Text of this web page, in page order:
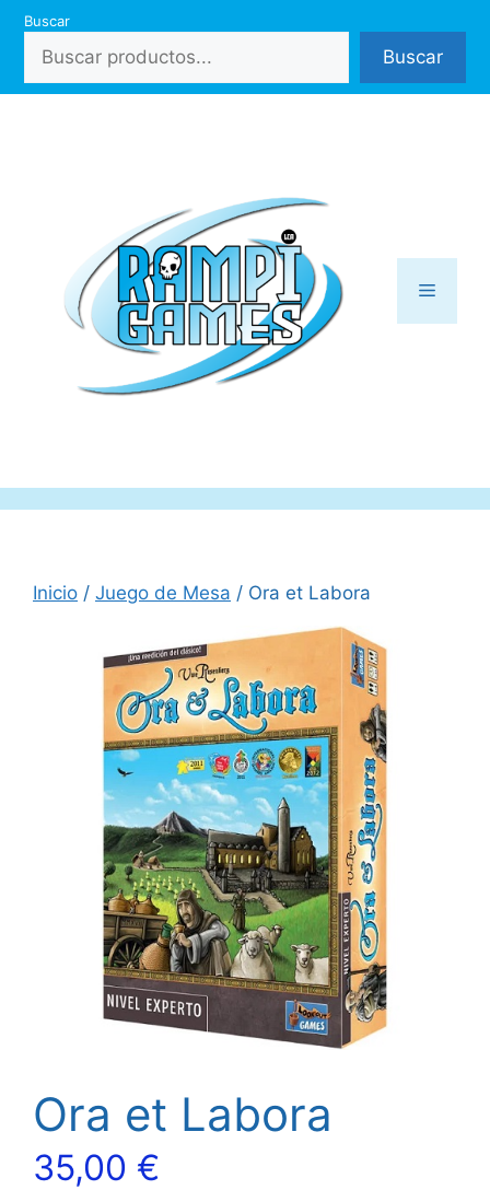
Saltar
contenido
Buscar
Buscar
Menú
Inicio / Juego de Mesa / Ora et Labora
Ora et Labora
35,00 €